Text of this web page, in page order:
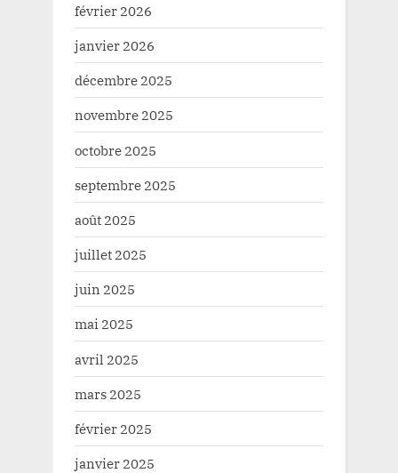
février 2026
janvier 2026
décembre 2025
novembre 2025
octobre 2025
septembre 2025
août 2025
juillet 2025
juin 2025
mai 2025
avril 2025
mars 2025
février 2025
janvier 2025